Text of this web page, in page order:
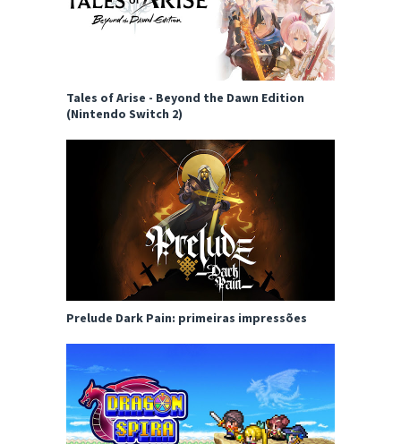
Tales of Arise - Beyond the Dawn Edition
(Nintendo Switch 2)
Prelude Dark Pain: primeiras impressões